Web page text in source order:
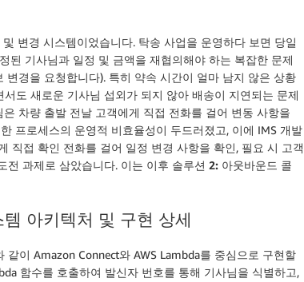
변경 시스템이었습니다. 탁송 사업을 운영하다 보면 당일
된 기사님과 일정 및 금액을 재협의해야 하는 복잡한 문제
경을 요청합니다). 특히 약속 시간이 얼마 남지 않은 상황
도 새로운 기사님 섭외가 되지 않아 배송이 지연되는 문제
차량 출발 전날 고객에게 직접 전화를 걸어 변동 사항을
프로세스의 운영적 비효율성이 두드러졌고, 이에 IMS 개발
직접 확인 전화를 걸어 일정 변경 사항을 확인, 필요 시 고객
전 과제로 삼았습니다. 이는 이후 솔루션 2: 아웃바운드 콜
아키텍처 및 구현 상세
이 Amazon Connect와 AWS Lambda를 중심으로 구현할
함수를 호출하여 발신자 번호를 통해 기사님을 식별하고,